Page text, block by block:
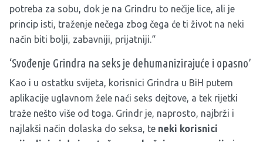
potreba za sobu, dok je na Grindru to nečije lice, ali je
princip isti, traženje nečega zbog čega će ti život na neki
način biti bolji, zabavniji, prijatniji.“
‘Svođenje Grindra na seks je dehumanizirajuće i opasno’
Kao i u ostatku svijeta, korisnici Grindra u BiH putem
aplikacije uglavnom žele naći seks dejtove, a tek rijetki
traže nešto više od toga. Grindr je, naprosto, najbrži i
najlakši način dolaska do seksa, te neki korisnici